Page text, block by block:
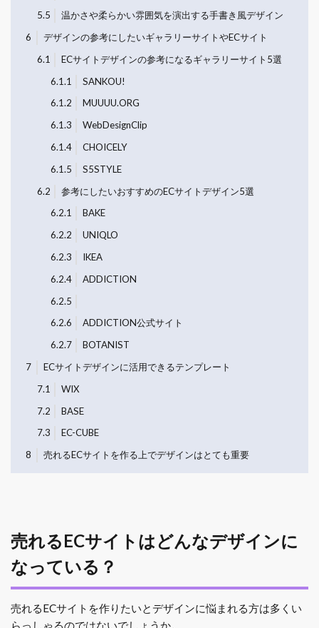
5.5
温かさや柔らかい雰囲気を演出する手書き風デザイン
6
デザインの参考にしたいギャラリーサイトやECサイト
6.1
ECサイトデザインの参考になるギャラリーサイト5選
6.1.1
SANKOU!
6.1.2
MUUUU.ORG
6.1.3
WebDesignClip
6.1.4
CHOICELY
6.1.5
S5STYLE
6.2
参考にしたいおすすめのECサイトデザイン5選
6.2.1
BAKE
6.2.2
UNIQLO
6.2.3
IKEA
6.2.4
ADDICTION
6.2.5
6.2.6
ADDICTION公式サイト
6.2.7
BOTANIST
7
ECサイトデザインに活用できるテンプレート
7.1
WIX
7.2
BASE
7.3
EC-CUBE
8
売れるECサイトを作る上でデザインはとても重要
売れるECサイトはどんなデザインに
なっている？
売れるECサイトを作りたいとデザインに悩まれる方は多くい
らっしゃるのではないでしょうか。